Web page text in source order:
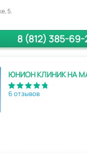
5.
8 (812) 385-69-
ЮНИОН КЛИНИК НА
6 отзывов